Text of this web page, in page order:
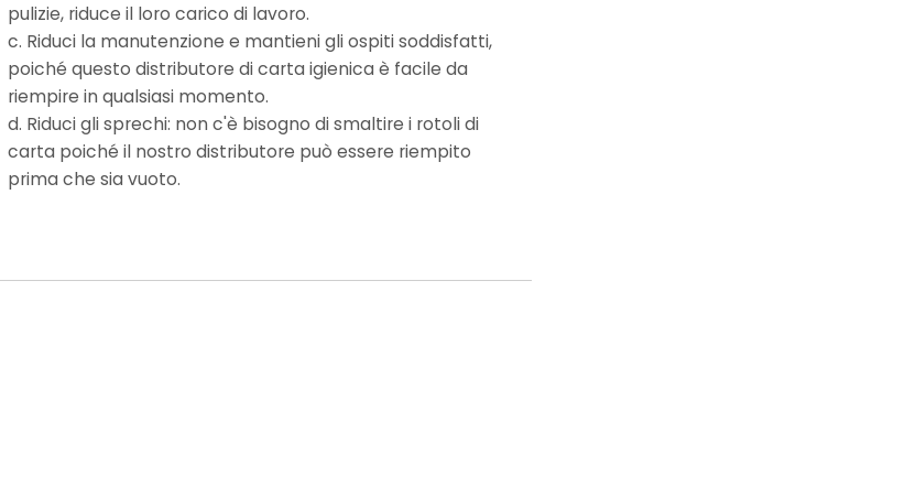
pulizie, riduce il loro carico di lavoro.
c. Riduci la manutenzione e mantieni gli ospiti soddisfatti,
poiché questo distributore di carta igienica è facile da
riempire in qualsiasi momento.
d. Riduci gli sprechi: non c'è bisogno di smaltire i rotoli di
carta poiché il nostro distributore può essere riempito
prima che sia vuoto.